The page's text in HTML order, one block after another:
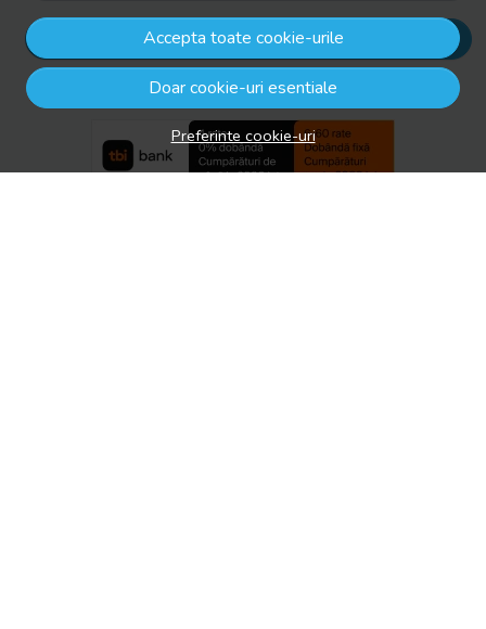
Accepta toate cookie-urile
Doar cookie-uri esentiale
Preferinte cookie-uri
Aboneaza-te